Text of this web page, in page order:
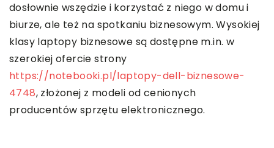
dosłownie wszędzie i korzystać z niego w domu i
biurze, ale też na spotkaniu biznesowym. Wysokiej
klasy laptopy biznesowe są dostępne m.in. w
szerokiej ofercie strony
https://notebooki.pl/laptopy-dell-biznesowe-
4748, złożonej z modeli od cenionych
producentów sprzętu elektronicznego.